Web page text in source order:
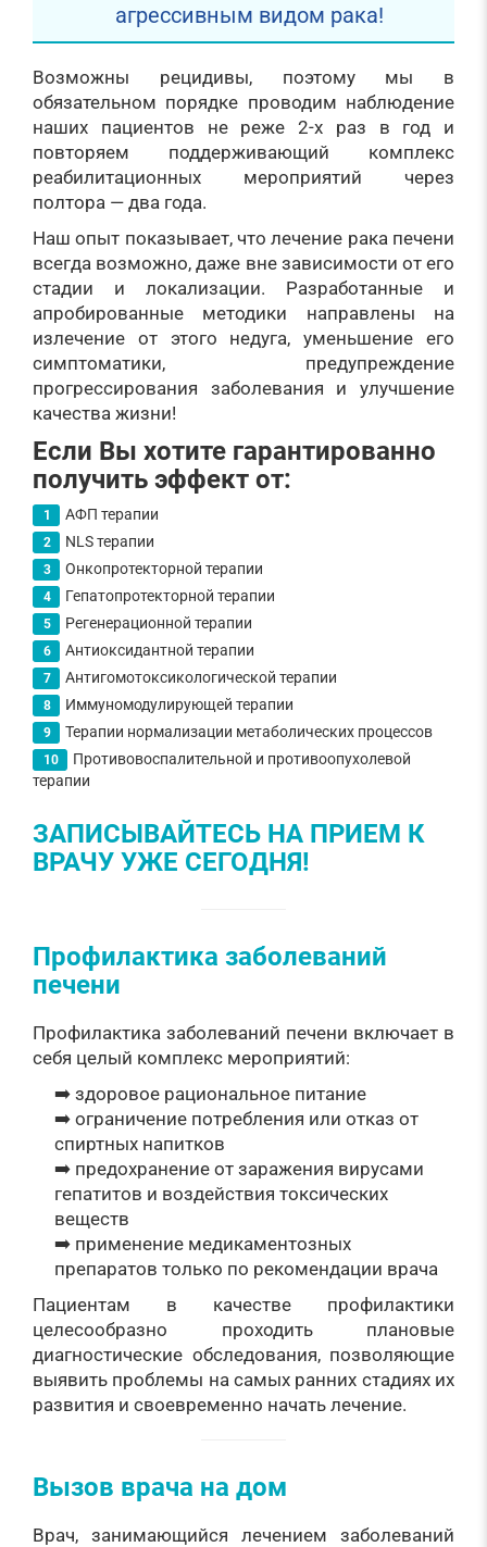
агрессивным видом рака!
Возможны рецидивы, поэтому мы в
обязательном порядке проводим наблюдение
наших пациентов не реже 2-х раз в год и
повторяем поддерживающий комплекс
реабилитационных мероприятий через
полтора — два года.
Наш опыт показывает, что лечение рака печени
всегда возможно, даже вне зависимости от его
стадии и локализации. Разработанные и
апробированные методики направлены на
излечение от этого недуга, уменьшение его
симптоматики, предупреждение
прогрессирования заболевания и улучшение
качества жизни!
Если Вы хотите гарантированно
получить эффект от:
АФП терапии
NLS терапии
Онкопротекторной терапии
Гепатопротекторной терапии
Регенерационной терапии
Антиоксидантной терапии
Антигомотоксикологической терапии
Иммуномодулирующей терапии
Терапии нормализации метаболических процессов
Противовоспалительной и противоопухолевой
терапии
ЗАПИСЫВАЙТЕСЬ НА ПРИЕМ К
ВРАЧУ УЖЕ СЕГОДНЯ!
Профилактика заболеваний
печени
Профилактика заболеваний печени включает в
себя целый комплекс мероприятий:
➡️ здоровое рациональное питание
➡️ ограничение потребления или отказ от
спиртных напитков
➡️ предохранение от заражения вирусами
гепатитов и воздействия токсических
веществ
➡️ применение медикаментозных
препаратов только по рекомендации врача
Пациентам в качестве профилактики
целесообразно проходить плановые
диагностические обследования, позволяющие
выявить проблемы на самых ранних стадиях их
развития и своевременно начать лечение.
Вызов врача на дом
Врач, занимающийся лечением заболеваний